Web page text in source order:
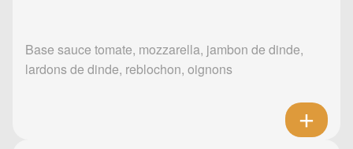
Base sauce tomate, mozzarella, jambon de dinde,
lardons de dinde, reblochon, oignons